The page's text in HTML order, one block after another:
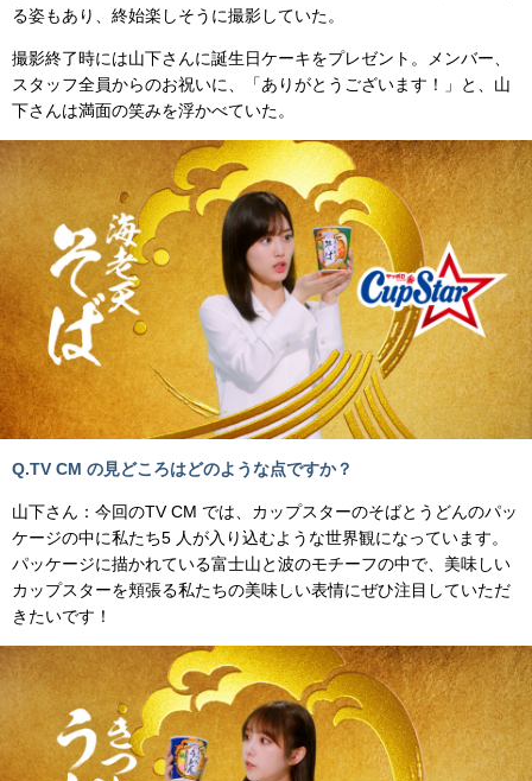
る姿もあり、終始楽しそうに撮影していた。
撮影終了時には山下さんに誕生日ケーキをプレゼント。メンバー、
スタッフ全員からのお祝いに、「ありがとうございます！」と、山
下さんは満面の笑みを浮かべていた。
Q.TV CM の見どころはどのような点ですか？
山下さん：今回のTV CM では、カップスターのそばとうどんのパッ
ケージの中に私たち5 人が入り込むような世界観になっています。
パッケージに描かれている富士山と波のモチーフの中で、美味しい
カップスターを頬張る私たちの美味しい表情にぜひ注目していただ
きたいです！